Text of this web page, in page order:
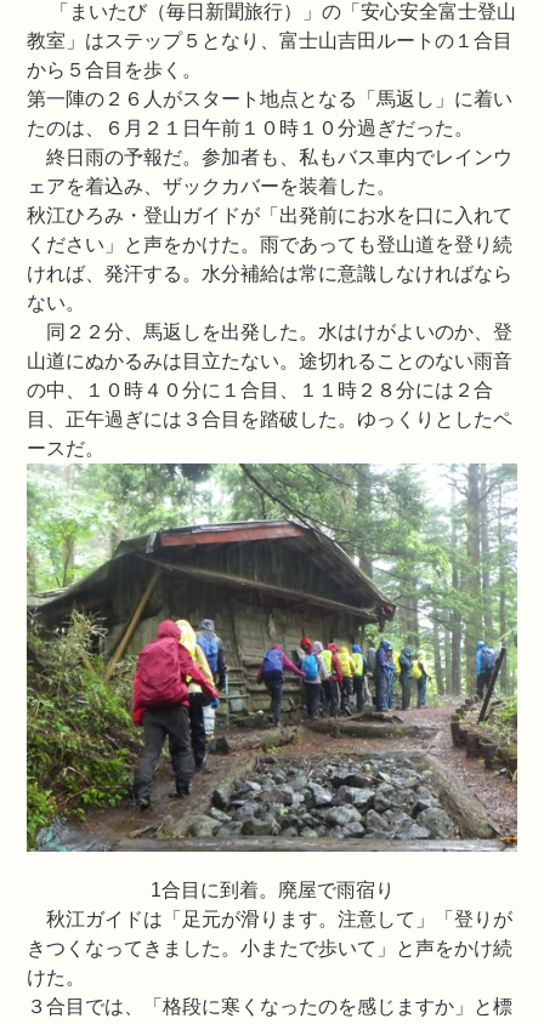
「まいたび（毎日新聞旅行）」の「安心安全富士登山
教室」はステップ５となり、富士山吉田ルートの１合目
から５合目を歩く。
第一陣の２６人がスタート地点となる「馬返し」に着い
たのは、６月２１日午前１０時１０分過ぎだった。
終日雨の予報だ。参加者も、私もバス車内でレインウ
ェアを着込み、ザックカバーを装着した。
秋江ひろみ・登山ガイドが「出発前にお水を口に入れて
ください」と声をかけた。雨であっても登山道を登り続
ければ、発汗する。水分補給は常に意識しなければなら
ない。
同２２分、馬返しを出発した。水はけがよいのか、登
山道にぬかるみは目立たない。途切れることのない雨音
の中、１０時４０分に１合目、１１時２８分には２合
目、正午過ぎには３合目を踏破した。ゆっくりとしたペ
ースだ。
1合目に到着。廃屋で雨宿り
秋江ガイドは「足元が滑ります。注意して」「登りが
きつくなってきました。小またで歩いて」と声をかけ続
けた。
３合目では、「格段に寒くなったのを感じますか」と標